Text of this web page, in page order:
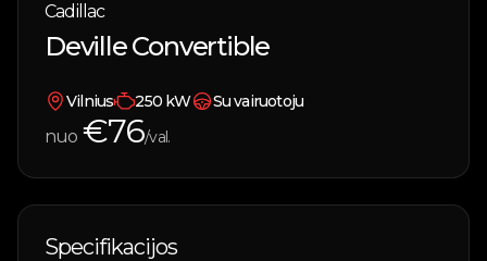
Parduodami automobiliai
Vandens transportas
Apie
Kontaktai
🇱🇹 Lietuvių
Cadillac
Deville Convertible
Vilnius 250 kW Su vairuotoju
nuo €76/val.
Specifikacijos